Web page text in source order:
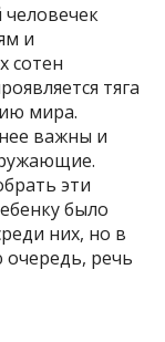
и
сотен
тяга
мира.
важны и
эти
было
них, но в
речь